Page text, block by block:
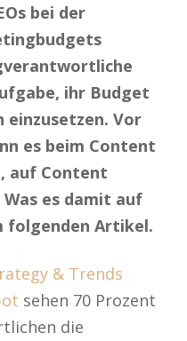
bei der
ihr Budget
einzusetzen. Vor
es beim Content
auf Content
es damit auf
folgenden Artikel.
& Trends
sehen 70 Prozent
die